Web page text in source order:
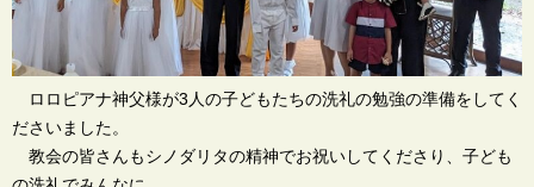
ロロピアナ神父様が3人の子どもたちの洗礼の勉強の準備をしてく
ださいました。
教会の皆さんもシノダリタの精神でお祝いしてくださり、子ども